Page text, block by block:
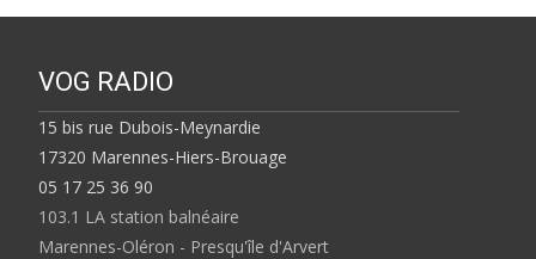
VOG RADIO
15 bis rue Dubois-Meynardie
17320 Marennes-Hiers-Brouage
05 17 25 36 90
103.1 LA station balnéaire
Marennes-Oléron - Presqu'île d'Arvert